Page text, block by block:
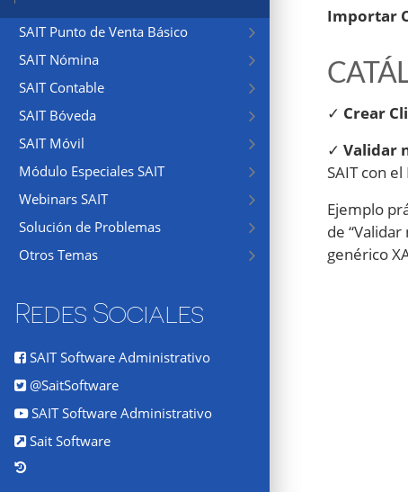
SAIT Punto de Venta Básico
SAIT Nómina
SAIT Contable
SAIT Bóveda
SAIT Móvil
Módulo Especiales SAIT
Webinars SAIT
Solución de Problemas
Otros Temas
Redes Sociales
SAIT Software Administrativo
@SaitSoftware
SAIT Software Administrativo
Sait Software
Importar
✓ Crear
✓ Validar
SAIT con
Ejemplo
de
genérico